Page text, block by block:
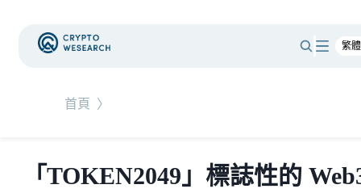
首頁 〉
「TOKEN2049」標誌性的